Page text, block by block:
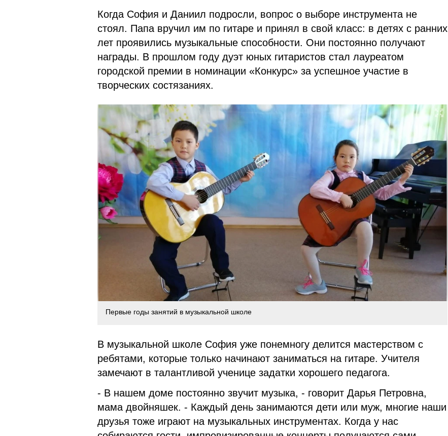
Когда София и Даниил подросли, вопрос о выборе инструмента не
стоял. Папа вручил им по гитаре и принял в свой класс: в детях с ранних
лет проявились музыкальные способности. Они постоянно получают
награды. В прошлом году дуэт юных гитаристов стал лауреатом
городской премии в номинации «Конкурс» за успешное участие в
творческих состязаниях.
Первые годы занятий в музыкальной школе
В музыкальной школе София уже понемногу делится мастерством с
ребятами, которые только начинают заниматься на гитаре. Учителя
замечают в талантливой ученице задатки хорошего педагога.
- В нашем доме постоянно звучит музыка, - говорит Дарья Петровна,
мама двойняшек. - Каждый день занимаются дети или муж, многие наши
друзья тоже играют на музыкальных инструментах. Когда у нас